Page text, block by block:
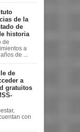
de la
de
historia
de
a
de ...
de
a
gratuitos
con